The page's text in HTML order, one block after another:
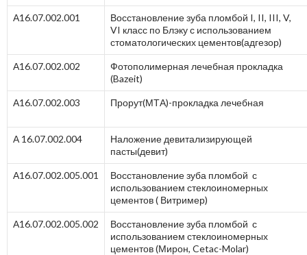
А16.07.002.001
Восстановление зуба пломбой I, II, III, V,
VI класс по Блэку с использованием
стоматологических цементов(адгезор)
А16.07.002.002
Фотополимерная лечебная прокладка
(Bazeit)
А16.07.002.003 Прорут(МТА)-прокладка лечебная
А 16.07.002.004
Наложение девитализирующей
пасты(девит)
А16.07.002.005.001
Восстановление зуба пломбой с
использованием стеклоиномерных
цементов ( Витример)
А16.07.002.005.002
Восстановление зуба пломбой с
использованием стеклоиномерных
цементов (Мирон, Cetac-Molar)